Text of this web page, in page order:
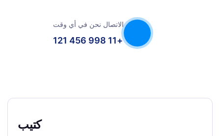
الاتصال نحن في أي وقت
+11 998 456 121
كتيب